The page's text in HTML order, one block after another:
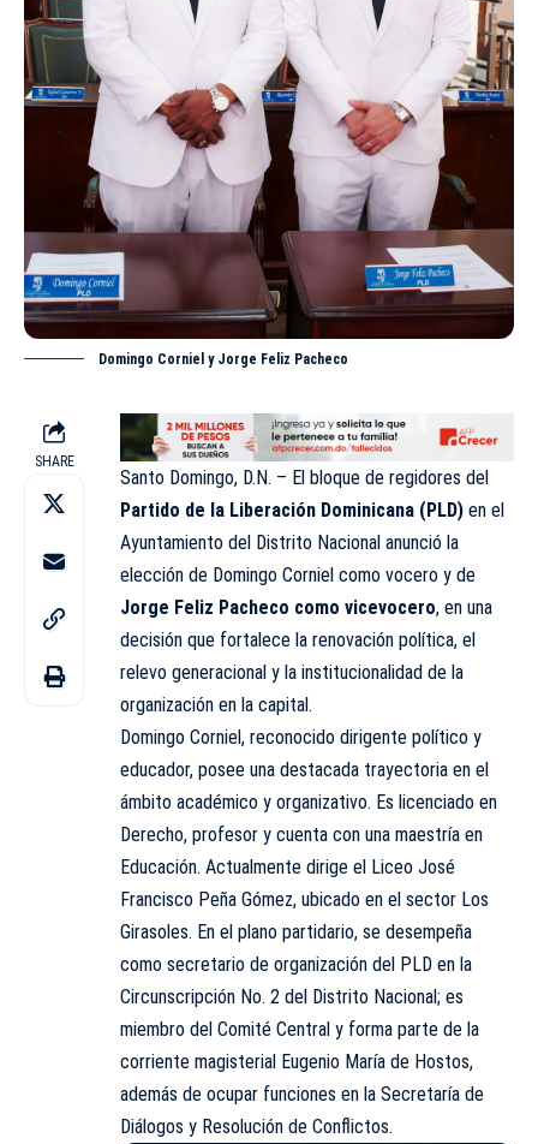
Domingo Corniel y Jorge Feliz Pacheco
SHARE
Santo Domingo, D.N. – El bloque de regidores del
Partido de la Liberación Dominicana (PLD) en el
Ayuntamiento del Distrito Nacional anunció la
elección de Domingo Corniel como vocero y de
Jorge Feliz Pacheco como vicevocero, en una
decisión que fortalece la renovación política, el
relevo generacional y la institucionalidad de la
organización en la capital.
Domingo Corniel, reconocido dirigente político y
educador, posee una destacada trayectoria en el
ámbito académico y organizativo. Es licenciado en
Derecho, profesor y cuenta con una maestría en
Educación. Actualmente dirige el Liceo José
Francisco Peña Gómez, ubicado en el sector Los
Girasoles. En el plano partidario, se desempeña
como secretario de organización del PLD en la
Circunscripción No. 2 del Distrito Nacional; es
miembro del Comité Central y forma parte de la
corriente magisterial Eugenio María de Hostos,
además de ocupar funciones en la Secretaría de
Diálogos y Resolución de Conflictos.